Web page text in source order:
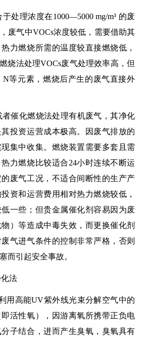
处理浓度在1000—5000 mg/m³ 的废
废气中VOCs浓度较低，需要借助其
力燃烧所需的温度较直接燃烧低，
烧法处理VOCs废气处理效率高，但
N等元素，燃烧后产生的废气直接外
催化燃烧法处理有机废气，其净化
投资运营成本极高。因废气排放的
集中收集。燃烧装置需要多套且需
力燃烧比较适合24小时连续不断运
废气工况，不适合间断性的生产产
资和运营费用相对热力燃烧较低，
一些；但贵金属催化剂容易因为废
）等造成中毒失效，而更换催化剂
气进气条件的控制非常严格，否则
而引起安全事故。
化法
用高能UV紫外线光束分解空气中的
活性氧），因游离氧所携带正负电
子结合，进而产生臭氧，臭氧具有